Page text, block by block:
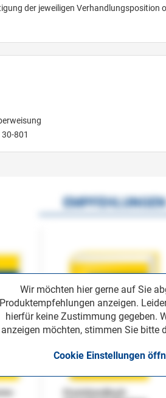
der jeweiligen Verhandlungsposition
801
Wir möchten hier gerne auf Sie
Produktempfehlungen anzeigen.
hierfür keine Zustimmung gegeben.
anzeigen möchten, stimmen Sie bitte
Cookie Einstellungen
EMPFEHLUNGEN
Praxishandbuch